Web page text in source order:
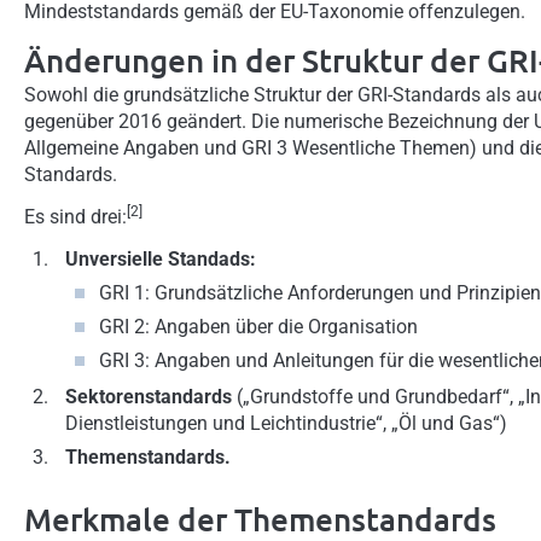
Mindeststandards gemäß der EU-Taxonomie offenzulegen.
Änderungen in der Struktur der
Sowohl die grundsätzliche Struktur der GRI-Standards als
gegenüber 2016 geändert. Die numerische Bezeichnung
Allgemeine Angaben und GRI 3 Wesentliche Themen) und
Standards.
Es sind drei: [2]
Unversielle Standads:
GRI 1: Grundsätzliche Anforderungen und
GRI 2: Angaben über die Organisation
GRI 3: Angaben und Anleitungen für die
Sektorenstandards („Grundstoffe und Grundbedarf“,
Dienstleistungen und Leichtindustrie“, „Öl und Gas“)
Themenstandards.
Merkmale der Themenstandards